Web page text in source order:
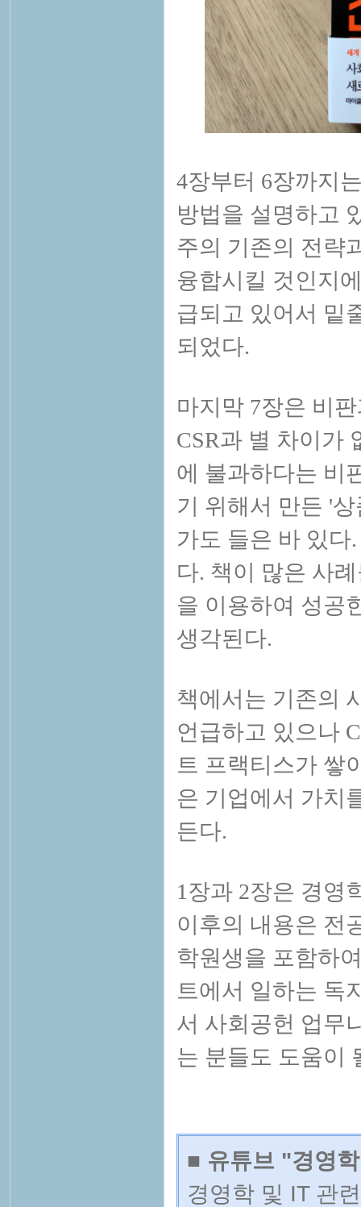
4장부터 6장까지
방법을 설명하고
주의 기존의 전략
융합시킬 것인지
급되고 있어서 밑
되었다.
마지막 7장은 비
CSR과 별 차이가
에 불과하다는 비
기 위해서 만든 '
가도 들은 바 있다
다. 책이 많은 사
을 이용하여 성공
생각된다.
책에서는 기존의
언급하고 있으나
트 프랙티스가 쌓
은 기업에서 가치
든다.
1장과 2장은 경영
이후의 내용은 전
학원생을 포함하
트에서 일하는 독
서 사회공헌 업무
는 분들도 도움이
■ 유튜브 "경영
경영학 및 IT 관